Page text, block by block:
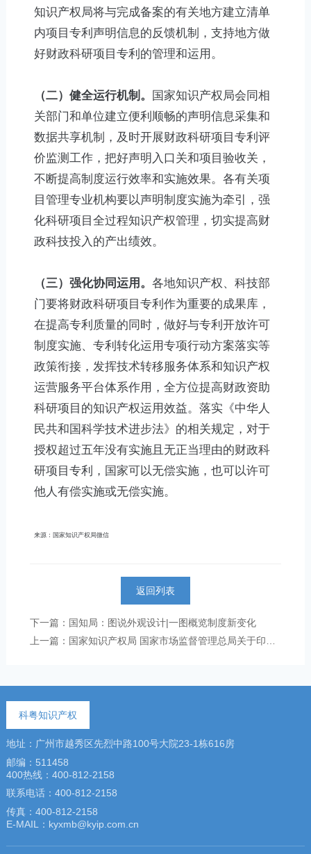
知识产权局将与完成备案的有关地方建立清单
内项目专利声明信息的反馈机制，支持地方做
好财政科研项目专利的管理和运用。
（二）健全运行机制。 国家知识产权局会同相
关部门和单位建立便利顺畅的声明信息采集和
数据共享机制，及时开展财政科研项目专利评
价监测工作，把好声明入口关和项目验收关，
不断提高制度运行效率和实施效果。各有关项
目管理专业机构要以声明制度实施为牵引，强
化科研项目全过程知识产权管理，切实提高财
政科技投入的产出绩效。
（三）强化协同运用。各地知识产权、科技部
门要将财政科研项目专利作为重要的成果库，
在提高专利质量的同时，做好与专利开放许可
制度实施、专利转化运用专项行动方案落实等
政策衔接，发挥技术转移服务体系和知识产权
运营服务平台体系作用，全方位提高财政资助
科研项目的知识产权运用效益。落实《中华人
民共和国科学技术进步法》的相关规定，对于
授权超过五年没有实施且无正当理由的财政科
研项目专利，国家可以无偿实施，也可以许可
他人有偿实施或无偿实施。
来源：国家知识产权局微信
返回列表
下一篇：国知局：图说外观设计|一图概览制度新变化
科粤知识产权
地址：广州市越秀区先烈中路100号大院23-1栋616房
邮编：511458
400热线：400-812-2158
联系电话：400-812-2158
传真：400-812-2158
E-MAIL：kyxmb@kyip.com.cn